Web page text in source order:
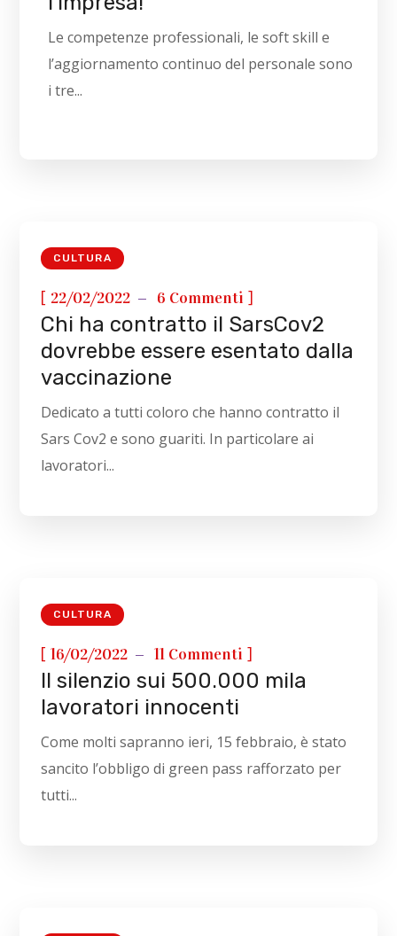
Le competenze professionali, le soft skill e
l’aggiornamento continuo del personale sono
i tre...
CULTURA
[ 22/02/2022 6 Commenti ]
Chi ha contratto il SarsCov2
dovrebbe essere esentato dalla
vaccinazione
Dedicato a tutti coloro che hanno contratto il
Sars Cov2 e sono guariti. In particolare ai
lavoratori...
CULTURA
[16/02/2022 11 Commenti ]
Il silenzio sui 500.000 mila
lavoratori innocenti
Come molti sapranno ieri, 15 febbraio, è stato
sancito l’obbligo di green pass rafforzato per
tutti...